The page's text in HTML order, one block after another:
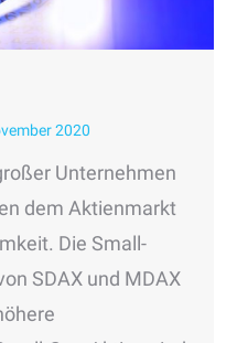
2020
Unternehmen
dem Aktienmarkt
Die Small-
SDAX und MDAX